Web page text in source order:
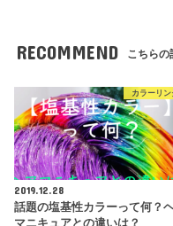
RECOMMEND こちらの
カラーリン
2019.12.28
話題の塩基性カラーって何？
マニキュアとの違いは？